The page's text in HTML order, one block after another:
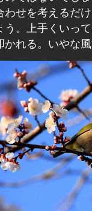
わせを考えるだ
う。上手くいっ
かれる。いやな風